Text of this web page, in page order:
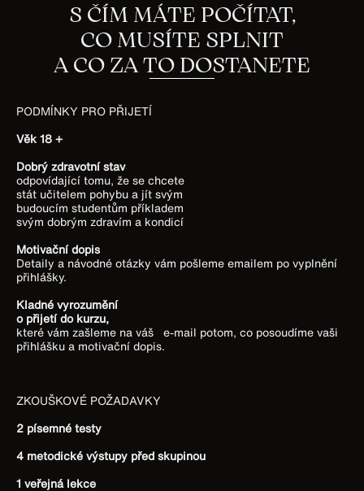
S ČÍM MÁTE POČÍTAT,
CO MUSÍTE SPLNIT
A CO ZA TO DOSTANETE
PODMÍNKY PRO PŘIJETÍ
Věk 18 +
Dobrý zdravotní stav
odpovídající tomu, že se chcete
stát učitelem pohybu a jít svým
budoucím studentům příkladem
svým dobrým zdravím a kondicí
Motivační dopis
Detaily a návodné otázky vám pošleme emailem po vyplnění
přihlášky.
Kladné vyrozumění
o přijetí do kurzu,
které vám zašleme na váš e-mail potom, co posoudíme vaši
přihlášku a motivační dopis.
ZKOUŠKOVÉ POŽADAVKY
2 písemné testy
4 metodické výstupy před skupinou
1 veřejná lekce